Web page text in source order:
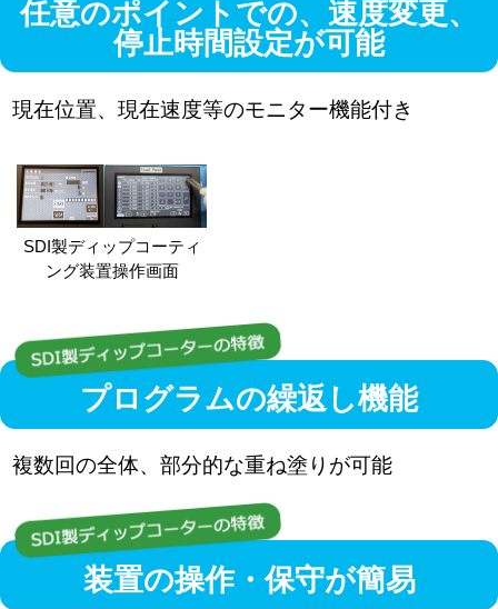
任意のポイントでの、速度変更、
停止時間設定が可能
現在位置、現在速度等のモニター機能付き
SDI製ディップコーティ
ング装置操作画面
プログラムの繰返し機能
複数回の全体、部分的な重ね塗りが可能
装置の操作・保守が簡易